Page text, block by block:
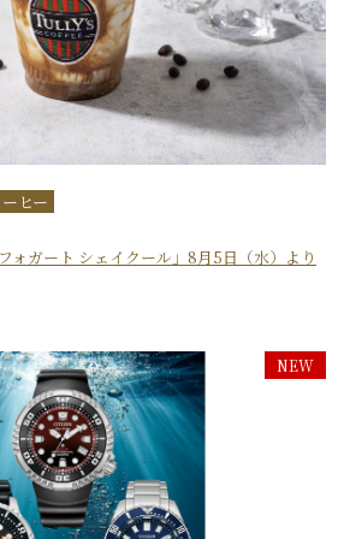
ヒー
ォガート シェイクール」8月5日（水）より
NEW